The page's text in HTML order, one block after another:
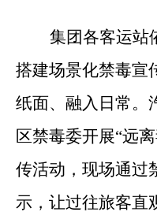
集团各客运站
搭建场景化禁毒宣
纸面、融入日常。
区禁毒委开展“远
传活动，现场通过
示，让过往旅客直